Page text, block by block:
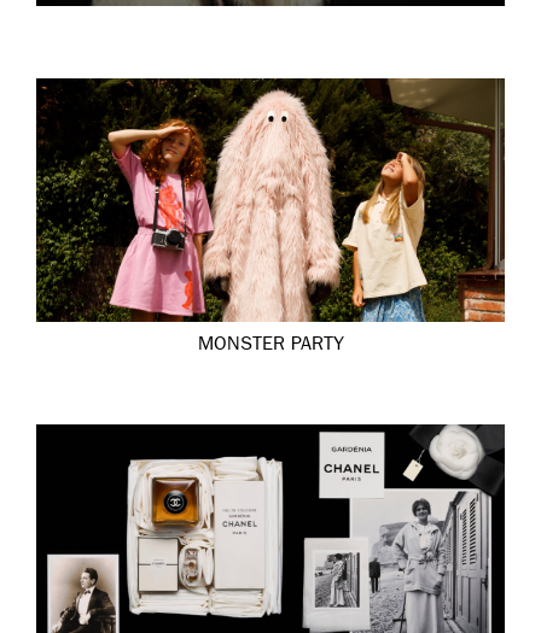
MONSTER PARTY